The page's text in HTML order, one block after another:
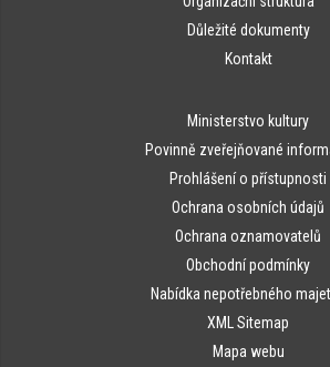
Důležité dokumenty
Kontakt
Ministerstvo kultury
Povinně zveřejňované
Prohlášení o přístupnosti
Ochrana osobních údajů
Ochrana oznamovatelů
Obchodní podmínky
Nabídka nepotřebného
XML Sitemap
Mapa webu